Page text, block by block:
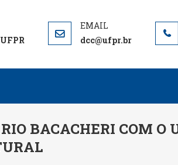
dcc@ufpr.br
BACACHERI COM O